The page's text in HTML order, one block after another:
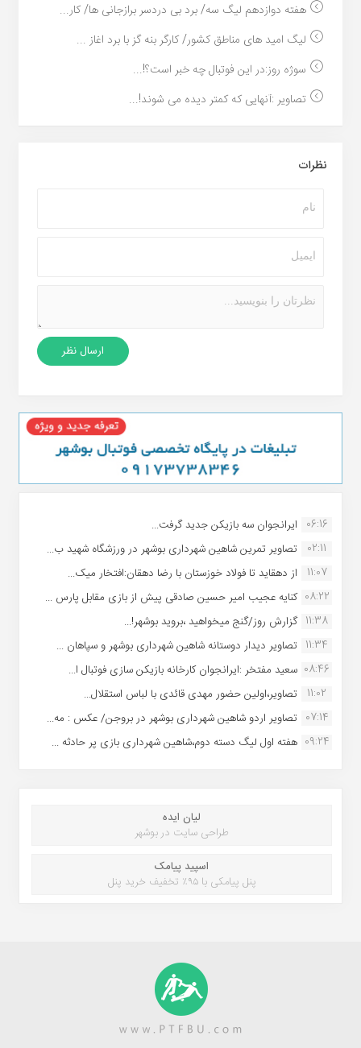
هفته دوازدهم لیگ سه/ برد بی دردسر برازجانی ها/ کار...
لیگ امید های مناطق کشور/ کارگر بنه گز با برد اغاز ...
سوژه روز:در این فوتبال چه خبر است؟!...
تصاویر :آنهایی که کمتر دیده می شوند!...
نظرات
06:16 ایرانجوان سه بازیکن جدید گرفت...
02:11
تصاویر تمرین شاهین شهردارى بوشهر در ورزشگاه شهید ب...
11:07
از دهقاید تا فولاد خوزستان با رضا دهقان:افتخار میک...
08:22 کنایه عجیب امیر حسین صادقی پیش از بازی مقابل پارس ...
11:38 گزارش روز/گنج میخواهید ،بروید بوشهر!...
11:34 تصاویر دیدار دوستانه شاهین شهردارى بوشهر و سپاهان ...
08:46 سعید مفتخر :ایرانجوان کارخانه بازیکن سازی فوتبال ا...
11:02
تصاویر،اولین حضور مهدی قائدی با لباس استقلال...
07:14 تصاویر اردو شاهین شهرداری بوشهر در بروجن/ عکس : مه...
09:24 هفته اول لیگ دسته دوم،شاهین شهرداری بازی پر حادثه ...
لیان ایده
طراحی سایت در بوشهر
اسپید پیامک
پنل پیامکی با ۹۵٪ تخفیف خرید پنل